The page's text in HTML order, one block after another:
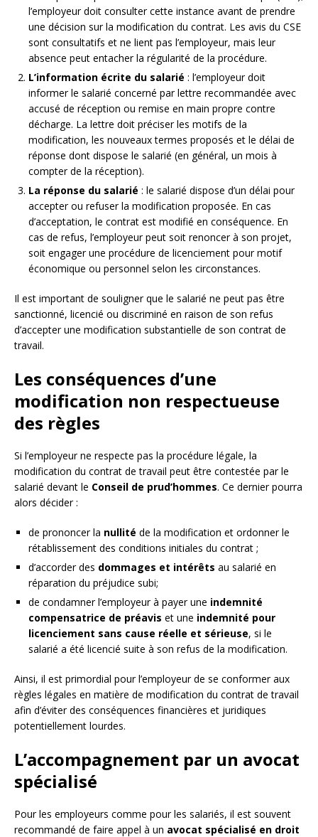
l’employeur doit consulter cette instance avant de prendre
une décision sur la modification du contrat. Les avis du CSE
sont consultatifs et ne lient pas l’employeur, mais leur
absence peut entacher la régularité de la procédure.
L’information écrite du salarié : l’employeur doit
informer le salarié concerné par lettre recommandée avec
accusé de réception ou remise en main propre contre
décharge. La lettre doit préciser les motifs de la
modification, les nouveaux termes proposés et le délai de
réponse dont dispose le salarié (en général, un mois à
compter de la réception).
La réponse du salarié : le salarié dispose d’un délai pour
accepter ou refuser la modification proposée. En cas
d’acceptation, le contrat est modifié en conséquence. En
cas de refus, l’employeur peut soit renoncer à son projet,
soit engager une procédure de licenciement pour motif
économique ou personnel selon les circonstances.
Il est important de souligner que le salarié ne peut pas être
sanctionné, licencié ou discriminé en raison de son refus
d’accepter une modification substantielle de son contrat de
travail.
Les conséquences d’une
modification non respectueuse
des règles
Si l’employeur ne respecte pas la procédure légale, la
modification du contrat de travail peut être contestée par le
salarié devant le Conseil de prud’hommes. Ce dernier pourra
alors décider :
de prononcer la nullité de la modification et ordonner le
rétablissement des conditions initiales du contrat ;
d’accorder des dommages et intérêts au salarié en
réparation du préjudice subi;
de condamner l’employeur à payer une indemnité
compensatrice de préavis et une indemnité pour
licenciement sans cause réelle et sérieuse, si le
salarié a été licencié suite à son refus de la modification.
Ainsi, il est primordial pour l’employeur de se conformer aux
règles légales en matière de modification du contrat de travail
afin d’éviter des conséquences financières et juridiques
potentiellement lourdes.
L’accompagnement par un avocat
spécialisé
Pour les employeurs comme pour les salariés, il est souvent
recommandé de faire appel à un avocat spécialisé en droit